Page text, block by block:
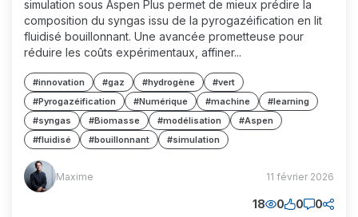
simulation sous Aspen Plus permet de mieux prédire la
composition du syngas issu de la pyrogazéification en lit
fluidisé bouillonnant. Une avancée prometteuse pour
réduire les coûts expérimentaux, affiner...
#innovation #gaz #hydrogène
#vert
#Pyrogazéification
#Numérique #machine
#learning
#syngas
#Biomasse #modélisation
#Aspen
#fluidisé
#bouillonnant #simulation
Maxime
(MM) Maxime 11 février 2026
18 0 0 0